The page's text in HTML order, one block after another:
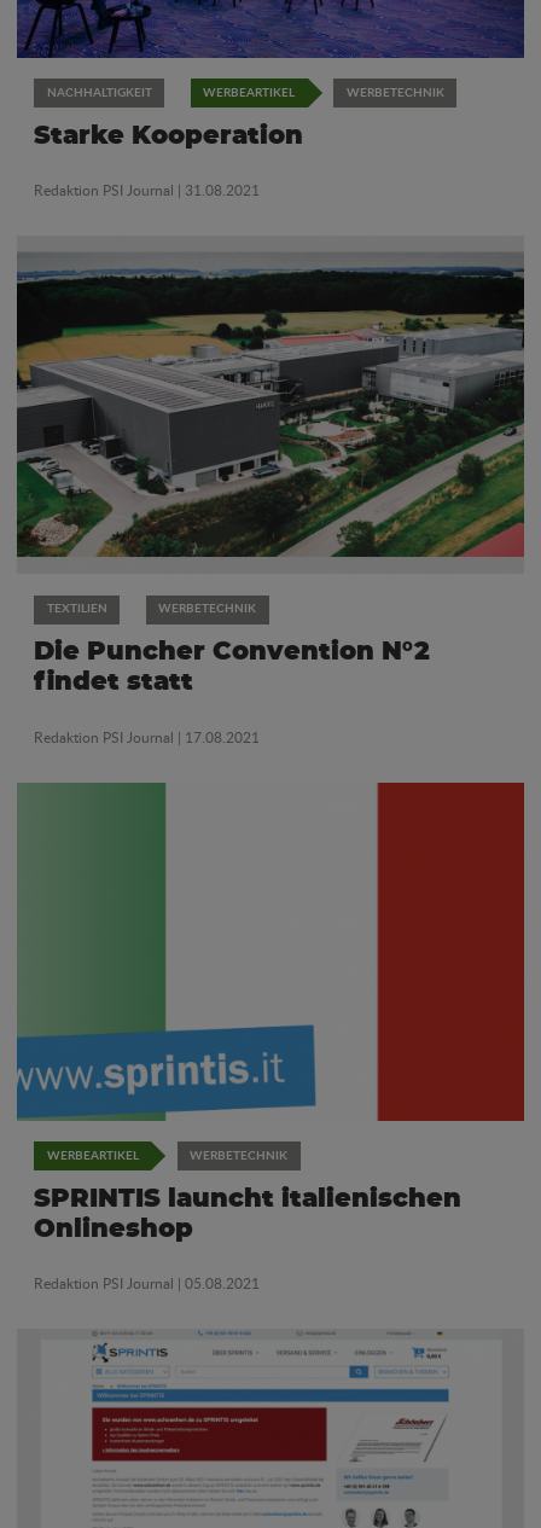
NACHHALTIGKEIT WERBEARTIKEL WERBETECHNIK
Starke Kooperation
Redaktion PSI Journal | 31.08.2021
TEXTILIEN WERBETECHNIK
Die Puncher Convention N°2
findet statt
Redaktion PSI Journal | 17.08.2021
WERBEARTIKEL WERBETECHNIK
SPRINTIS launcht italienischen
Onlineshop
Redaktion PSI Journal | 05.08.2021